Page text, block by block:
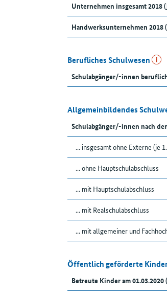
Unternehmen insgesamt 2018
Handwerksunternehmen 2018
Berufliches Schulwesen
Schulabgänger/-innen
Allgemeinbildendes
Schulabgänger/-innen nach
... insgesamt ohne Externe (je
... ohne Hauptschulabschluss
... mit Hauptschulabschluss
... mit Realschulabschluss
... mit allgemeiner und
Öffentlich geförderte
Betreute Kinder am